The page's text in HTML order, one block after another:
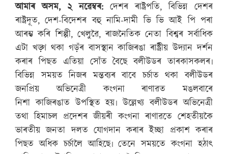
আমাৰ অসম, ২ নৱেম্বৰ: দেশৰ ৰাষ্ট্ৰপতি, বিভিন্ন দেশৰ
ৰাষ্ট্ৰদূত, দেশ-বিদেশৰ বহু নামি-দামী ভি ভি আই পি পৰা
আৰম্ভ কৰি শিল্পী, খেলুৱৈ, ৰাজনৈতিক নেতা বিশ্বৰ সৰ্বাধিক
এটা খড়্গ থকা গড়ঁৰ বাসস্থান কাজিৰঙা ৰাষ্ট্ৰীয় উদ্যান দৰ্শন
কৰাৰ পিছত এতিয়া সোঁত বৈছে বলীউডৰ তাৰকাসকলৰ৷
বিভিন্ন সময়ত নিজৰ মন্তব্যৰ বাবে চৰ্চাত থকা বলীউডৰ
জনপ্ৰিয় অভিনেত্ৰী কংগনা ৰাণাৱত মঙলবাৰে
নিশা কাজিৰঙাত উপস্থিত হয়৷ উল্লেখ্য বলীউডৰ অভিনেত্ৰী
তথা হিমাচল প্ৰদেশৰ জীয়ৰী কংগনা ৰাণাৱতে শেহতীয়কৈ
ভাৰতীয় জনতা দলত যোগদান কৰাৰ ইচ্ছা প্ৰকাশ কৰাৰ
পিছত অধিক চৰ্চালৈ আহিছে৷ তেনে সময়তে কংগনা হঠাৎ